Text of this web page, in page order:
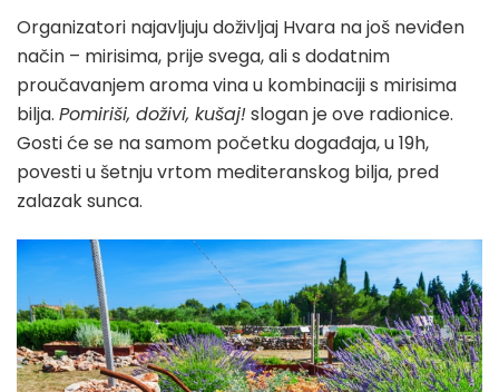
Organizatori najavljuju doživljaj Hvara na još neviđen
način – mirisima, prije svega, ali s dodatnim
proučavanjem aroma vina u kombinaciji s mirisima
bilja. Pomiriši, doživi, kušaj!slogan je ove radionice.
Gosti će se na samom početku događaja, u 19h,
povesti u šetnju vrtom mediteranskog bilja, pred
zalazak sunca.